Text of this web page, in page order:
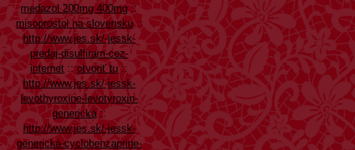
medazol 200mg 400mg::
misoprostol na slovensku::
http://www.jes.sk/-jessk-
predaj-disulfiram-cez-
internet ::otvoriť tu::
http://www.jes.sk/-jessk-
levothyroxine-levotyroxin-
generická::
http://www.jes.sk/-jessk-
generická-cyclobenzaprine-